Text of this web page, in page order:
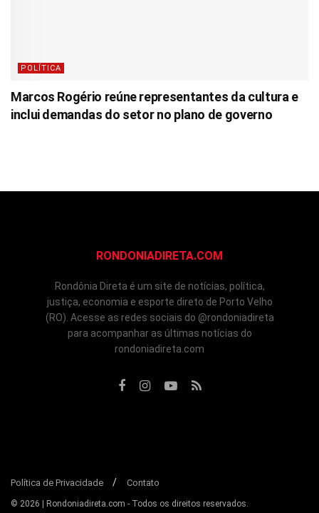
POLÍTICA
Marcos Rogério reúne representantes da cultura e
inclui demandas do setor no plano de governo
RONDONIADIRETA.COM
Rondônia Direta é um site de notícias, política,
justiça, economia e esporte direto de Porto Velho
(RO). Acesse as redes sociais do @rondoniadireta
para acompanhar as últimas notícias do
rondoniadireta.com
Política de Privacidade Contato
© 2026 | Rondoniadireta.com - Todos os direitos reservados.